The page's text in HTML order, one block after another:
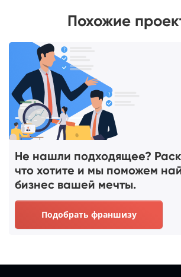
Похожие
Не нашли подходящее?
что хотите и мы поможем
бизнес вашей мечты.
Подобрать франшизу